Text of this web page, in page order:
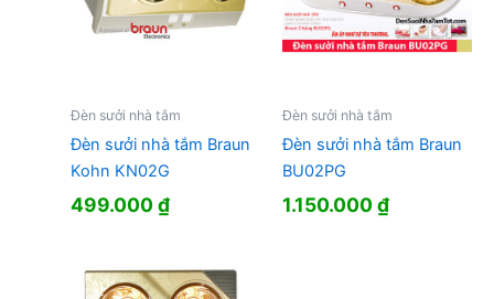
Đèn sưởi nhà tắm
Đèn sưởi nhà tắm Braun
Kohn KN02G
499.000₫
Đèn sưởi nhà tắm
Đèn sưởi nhà tắm Braun
BU02PG
1.150.000₫